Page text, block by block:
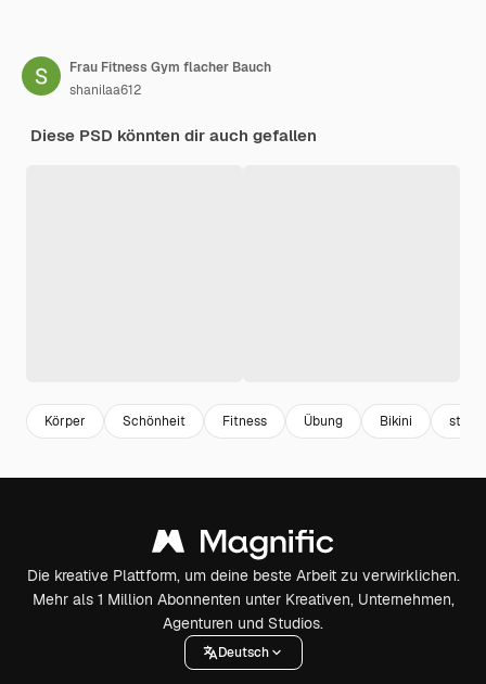
Frau Fitness Gym flacher Bauch
shanilaa612
Diese PSD könnten dir auch gefallen
Körper Schönheit Fitness Übung Bikini stark
Die kreative Plattform, um deine beste Arbeit zu verwirklichen.
Mehr als 1 Million Abonnenten unter Kreativen, Unternehmen,
Agenturen und Studios.
Deutsch